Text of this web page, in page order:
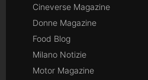
Cineverse Magazine
Donne Magazine
Food Blog
Milano Notizie
Motor Magazine